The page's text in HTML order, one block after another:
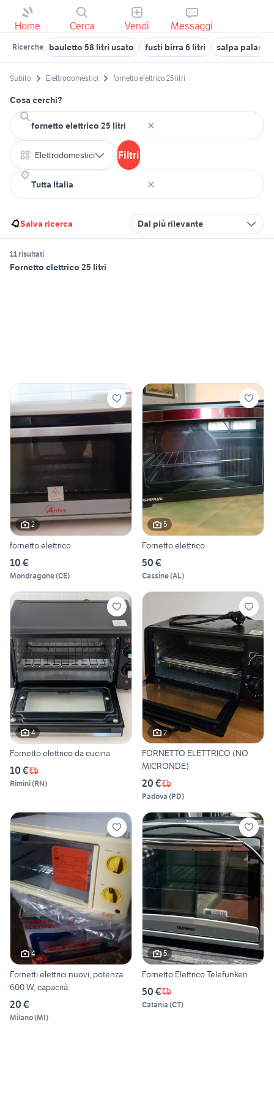
Home Cerca Vendi Messaggi
Ricerche bauletto 58 litri usato fusti birra 6 litri salpa
Subito Elettrodomestici fornetto elettrico 25 litri
Cosa cerchi?
Elettrodomestici Filtri
Salva ricerca Dal più rilevante
11 risultati
Fornetto elettrico 25 litri
2
fornetto elettrico
10 €
Mondragone(CE)
5
Fornetto elettrico
50 €
Cassine(AL)
4
Fornetto elettrico da cucina
10 €
Rimini(RN)
2
FORNETTO ELETTRICO (NO
MICRONDE)
20 €
Padova (PD)
4
Fornetti elettrici nuovi, potenza
600 W, capacità
20 €
Milano(MI)
5
Fornetto Elettrico Telefunken
50 €
Catania (CT)